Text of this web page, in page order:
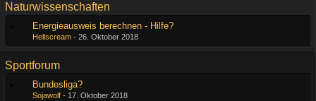
Naturwissenschaften
Energieausweis berechnen - Hilfe?
Hellscream - 26. Oktober 2018
Sportforum
Bundesliga?
Sojawolf - 17. Oktober 2018